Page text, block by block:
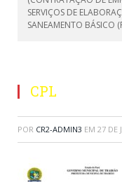
SERVIÇOS DE
SANEAMENTO BÁSICO
CPL
POR CR2-ADMIN3 EM 27 DE